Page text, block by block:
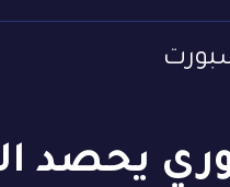
يحصد